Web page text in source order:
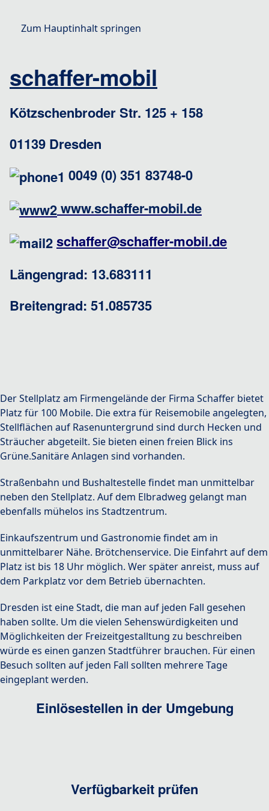
Zum Hauptinhalt springen
schaffer-mobil
Kötzschenbroder Str. 125 + 158
01139 Dresden
0049 (0) 351 83748-0
www.schaffer-mobil.de
schaffer@schaffer-mobil.de
Längengrad: 13.683111
Breitengrad: 51.085735
Der Stellplatz am Firmengelände der Firma Schaffer bietet
Platz für 100 Mobile. Die extra für Reisemobile angelegten,
Stellflächen auf Rasenuntergrund sind durch Hecken und
Sträucher abgeteilt. Sie bieten einen freien Blick ins
Grüne.Sanitäre Anlagen sind vorhanden.
Straßenbahn und Bushaltestelle findet man unmittelbar
neben den Stellplatz. Auf dem Elbradweg gelangt man
ebenfalls mühelos ins Stadtzentrum.
Einkaufszentrum und Gastronomie findet am in
unmittelbarer Nähe. Brötchenservice. Die Einfahrt auf dem
Platz ist bis 18 Uhr möglich. Wer später anreist, muss auf
dem Parkplatz vor dem Betrieb übernachten.
Dresden ist eine Stadt, die man auf jeden Fall gesehen
haben sollte. Um die vielen Sehenswürdigkeiten und
Möglichkeiten der Freizeitgestalltung zu beschreiben
würde es einen ganzen Stadtführer brauchen. Für einen
Besuch sollten auf jeden Fall sollten mehrere Tage
eingeplant werden.
Einlösestellen in der Umgebung
Verfügbarkeit prüfen